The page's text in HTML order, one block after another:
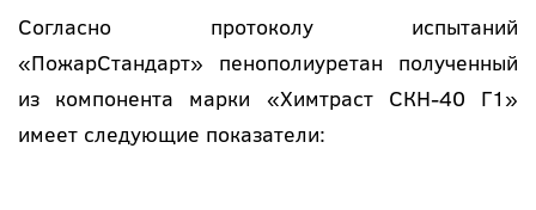
Согласно протоколу испытаний
«ПожарСтандарт» пенополиуретан полученный
из компонента марки «Химтраст СКН-40 Г1»
имеет следующие показатели: